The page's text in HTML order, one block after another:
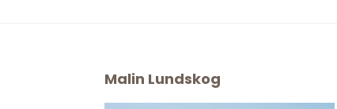
Malin Lundskog